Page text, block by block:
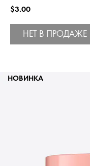
$3.00
НЕТ В ПРОДАЖЕ
НОВИНКА